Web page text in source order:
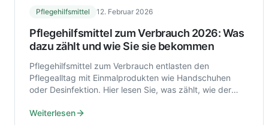
Pflegehilfsmittel 12. Februar 2026
Pflegehilfsmittel zum Verbrauch 2026: Was
dazu zählt und wie Sie sie bekommen
Pflegehilfsmittel zum Verbrauch entlasten den
Pflegealltag mit Einmalprodukten wie Handschuhen
oder Desinfektion. Hier lesen Sie, was zählt, wie der
Weiterlesen